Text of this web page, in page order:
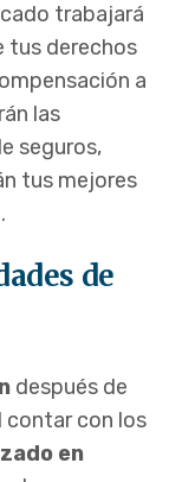
trabajará
tus derechos
a
las
seguros,
tus mejores
de
después de
contar con los
en